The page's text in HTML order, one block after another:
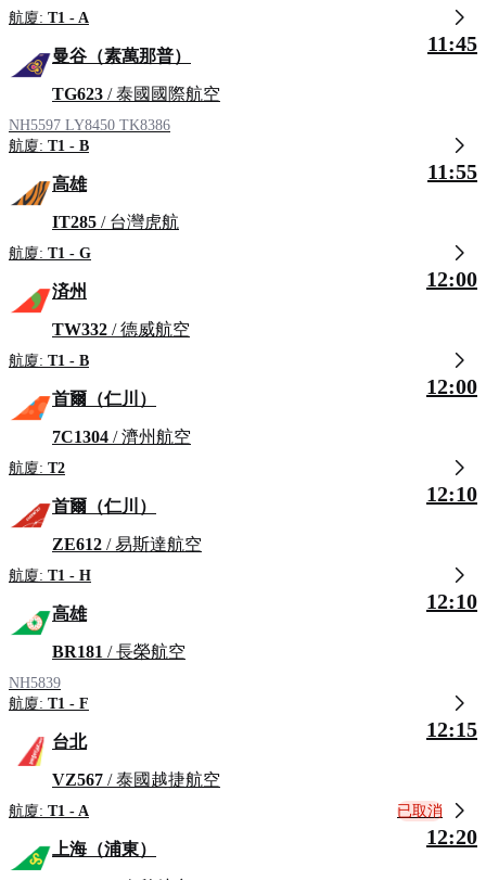
航廈: T1 - A
曼谷（素萬那普）
TG623 / 泰國國際航空
NH5597 LY8450 TK8386
航廈: T1 - B
11:45
高雄
IT285 / 台灣虎航
航廈: T1 - G
11:55
済州
TW332 / 德威航空
航廈: T1 - B
12:00
首爾（仁川）
7C1304 / 濟州航空
航廈: T2
12:00
首爾（仁川）
ZE612 / 易斯達航空
航廈: T1 - H
12:10
高雄
BR181 / 長榮航空
NH5839
航廈: T1 - F
12:10
台北
VZ567 / 泰國越捷航空
航廈: T1 - A
12:15
已取消
上海（浦東）
12:20